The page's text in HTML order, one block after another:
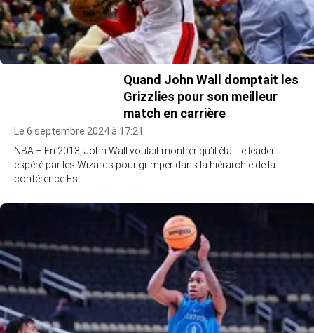
Quand John Wall domptait les
Grizzlies pour son meilleur
match en carrière
Le 6 septembre 2024 à 17:21
NBA – En 2013, John Wall voulait montrer qu’il était le leader
espéré par les Wizards pour grimper dans la hiérarchie de la
conférence Est.